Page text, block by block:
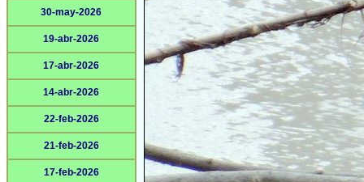
30-may-2026
19-abr-2026
17-abr-2026
14-abr-2026
22-feb-2026
21-feb-2026
17-feb-2026